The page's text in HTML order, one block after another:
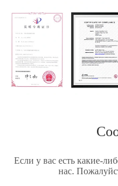
Если у вас есть какие-
нас.